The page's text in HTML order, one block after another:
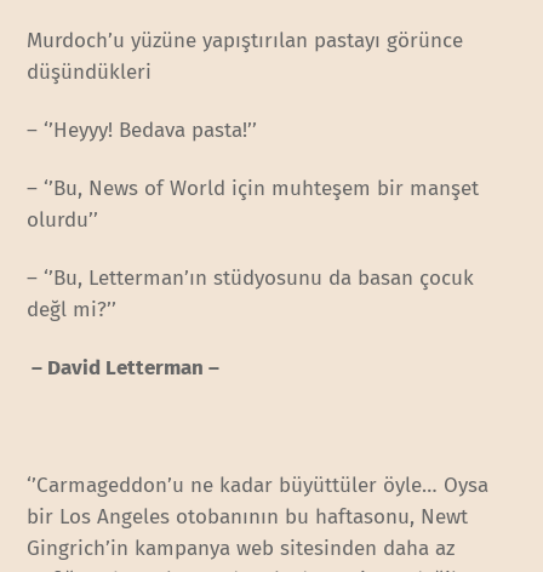
Murdoch’u yüzüne yapıştırılan pastayı görünce
düşündükleri
– ‘’Heyyy! Bedava pasta!’’
– ‘’Bu, News of World için muhteşem bir manşet
olurdu’’
– ‘’Bu, Letterman’ın stüdyosunu da basan çocuk
değl mi?’’
– David Letterman –
‘’Carmageddon’u ne kadar büyüttüler öyle… Oysa
bir Los Angeles otobanının bu haftasonu, Newt
Gingrich’in kampanya web sitesinden daha az